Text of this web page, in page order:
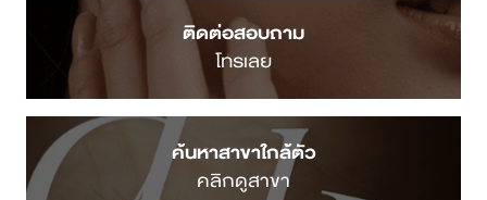
ติดต่อสอบถาม
โทรเลย
ค้นหาสาขาใกล้ตัว
คลิกดูสาขา